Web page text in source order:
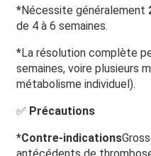
*Nécessite généralement
de 4 à 6 semaines.
*La résolution complète
semaines, voire plusieurs
métabolisme individuel).
✅ Précautions
*Contre-indications